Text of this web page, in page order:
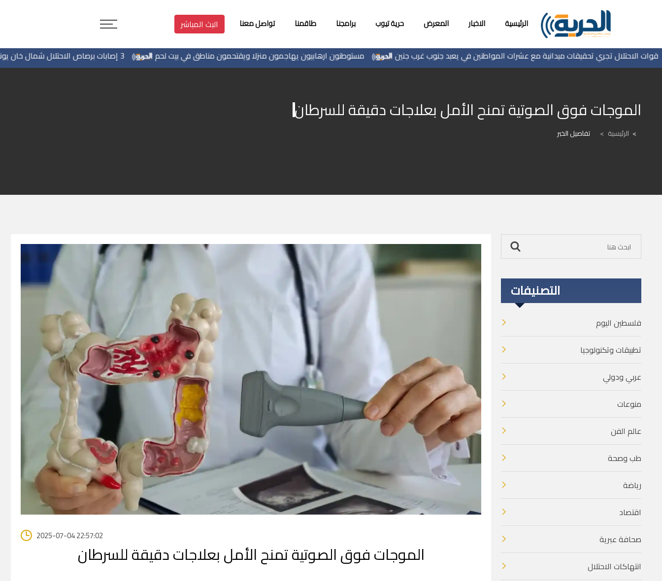
الرئيسية الاخبار المعرض حرية تيوب برامجنا طاقمنا تواصل معنا البث المباشر
3 إصابات برصاص الاحتلال شمال خان يونس مستوطنون ارهابيون يهاجمون منزلا ويقتحمون مناطق في بيت لحم تجري تحقيقات ميدانية مع عشرات المواطنين في يعبد جنوب غرب جنين
الموجات فوق الصوتية تمنح الأمل بعلاجات دقيقة للسرطان
الرئيسية > تفاصيل الخبر
2025-07-04 22:57:02
الموجات فوق الصوتية تمنح الأمل بعلاجات دقيقة للسرطان
التصنيفات
فلسطين اليوم
تطبيقات وتكنولوجيا
عربي ودولي
منوعات
عالم الفن
طب وصحة
رياضة
اقتصاد
صحافة عبرية
انتهاكات الاحتلال